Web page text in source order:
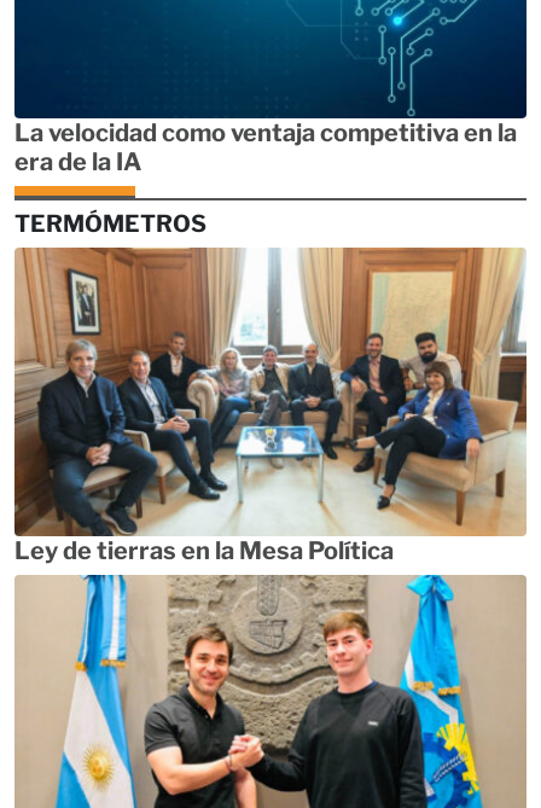
La velocidad como ventaja competitiva en la
era de la IA
TERMÓMETROS
Ley de tierras en la Mesa Política